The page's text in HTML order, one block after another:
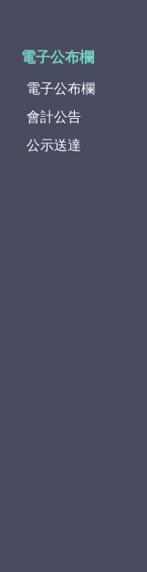
電子公布欄
電子公布欄
會計公告
公示送達